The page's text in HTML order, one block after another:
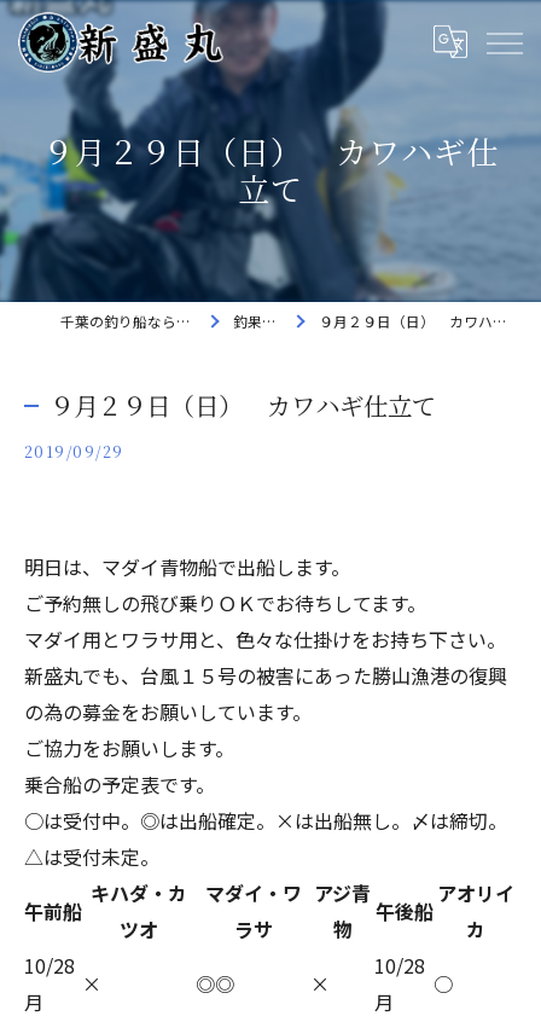
９月２９日（日） カワハギ仕
立て
千葉の釣り船なら新盛丸 釣果速報 ９月２９日（日） カワハギ仕立て
９月２９日（日） カワハギ仕立て
2019/09/29
明日は、マダイ青物船で出船します。
ご予約無しの飛び乗りＯＫでお待ちしてます。
マダイ用とワラサ用と、色々な仕掛けをお持ち下さい。
新盛丸でも、台風１５号の被害にあった勝山漁港の復興
の為の募金をお願いしています。
ご協力をお願いします。
乗合船の予定表です。
○は受付中。◎は出船確定。×は出船無し。〆は締切。
△は受付未定。
午前船
キハダ・カ
ツオ
マダイ・ワ
ラサ
アジ青
物
午後船
アオリイ
カ
10/28
月
× ◎◎ ×
10/28
月
○